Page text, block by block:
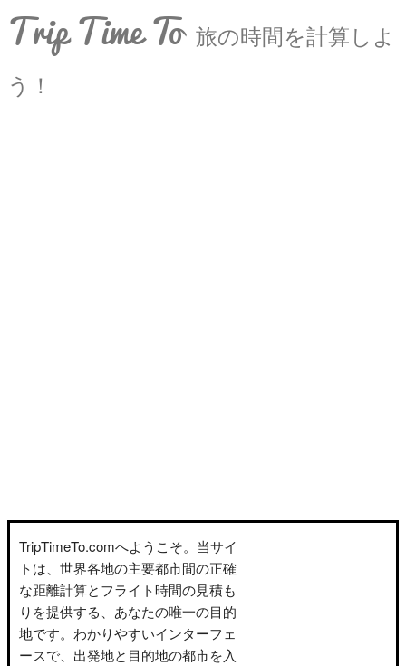
Trip Time To 旅の時間を計算しよ
う！
TripTimeTo.comへようこそ。当サイ
トは、世界各地の主要都市間の正確
な距離計算とフライト時間の見積も
りを提供する、あなたの唯一の目的
地です。わかりやすいインターフェ
ースで、出発地と目的地の都市を入